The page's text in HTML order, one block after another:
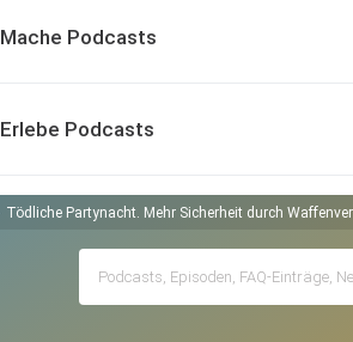
Mache Podcasts
Erlebe Podcasts
Tödliche Partynacht. Mehr Sicherheit durch